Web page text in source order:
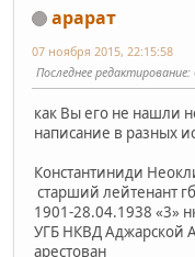
арарат
07 ноября 2015, 22:15:58
Последнее редактирование:
как Вы его не нашли
написание в разных
Константиниди
старший лейтенант
1901-28.04.1938 «3»
УГБ НКВД Аджарской
арестован